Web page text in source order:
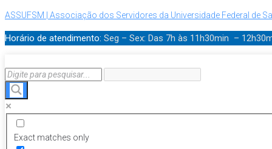
ASSUFSM | Associação dos Servidores da Universidade Federal de
Horário de atendimento: Seg – Sex: Das 7h às 11h30min –
Exact matches only